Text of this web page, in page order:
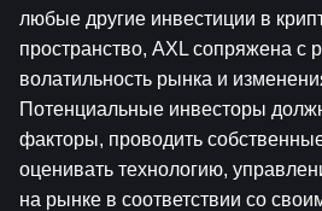
любые другие инвестиции в
пространство, AXL сопряжена с
волатильность рынка и
Потенциальные инвесторы
факторы, проводить
оценивать технологию,
на рынке в соответствии со